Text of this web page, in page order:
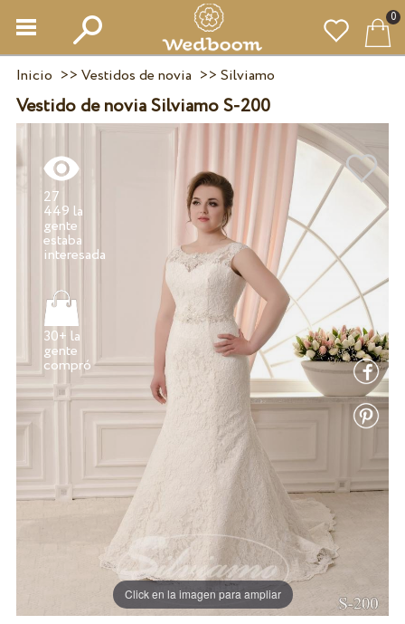
0
Inicio >> Vestidos de novia >> Silviamo
Vestido de novia Silviamo S-200
Click en la imagen para ampliar
27
449 la
gente
estaba
30+ la
gente